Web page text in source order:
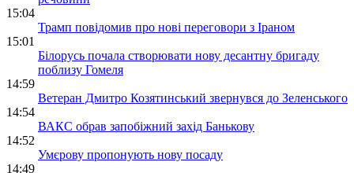
15:04
Трамп повідомив про нові переговори з Іраном
15:01
Білорусь почала створювати нову десантну бригаду
поблизу Гомеля
14:59
Ветеран Дмитро Козятинський звернувся до Зеленського
14:54
ВАКС обрав запобіжний захід Банькову
14:52
Умєрову пропонують нову посаду
14:49